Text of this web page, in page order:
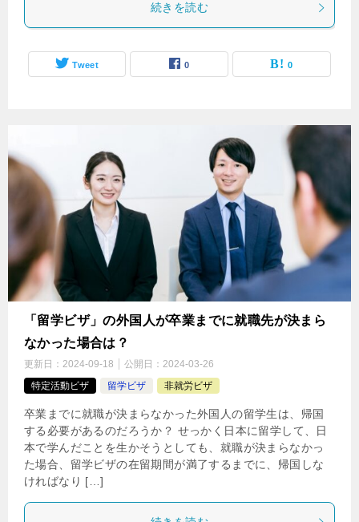
続きを読む
Tweet 0 0
「留学ビザ」の外国人が卒業までに就職先が決まら
なかった場合は？
更新日： 2024-09-18 公開日： 2024-03-26
特定活動ビザ
留学ビザ 非就労ビザ
卒業までに就職が決まらなかった外国人の留学生は、帰国
する必要があるのだろうか？ せっかく日本に留学して、日
本で学んだことを生かそうとしても、就職が決まらなかっ
た場合、留学ビザの在留期間が満了するまでに、帰国しな
ければなり […]